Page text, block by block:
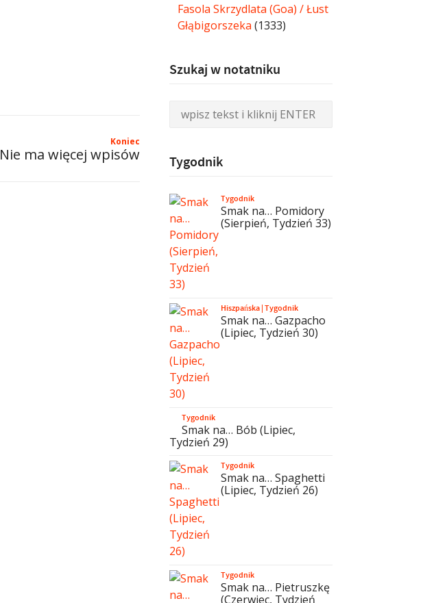
Koniec
Nie ma więcej wpisów
Fasola Skrzydlata (Goa) / Łust
Głąbigorszeka (1333)
Szukaj w notatniku
Tygodnik
Tygodnik
Smak na… Pomidory
(Sierpień, Tydzień 33)
Hiszpańska|Tygodnik
Smak na… Gazpacho
(Lipiec, Tydzień 30)
Tygodnik
Smak na… Bób (Lipiec,
Tydzień 29)
Tygodnik
Smak na… Spaghetti
(Lipiec, Tydzień 26)
Tygodnik
Smak na… Pietruszkę
(Czerwiec, Tydzień